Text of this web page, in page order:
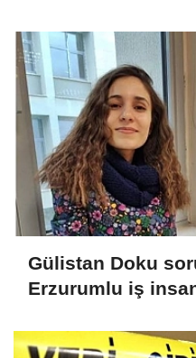
Gülistan Doku
Erzurumlu iş